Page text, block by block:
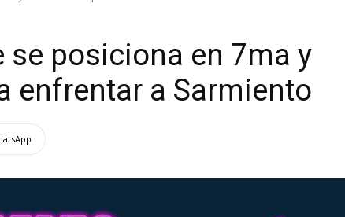
posiciona en 7ma y
enfrentar a Sarmiento